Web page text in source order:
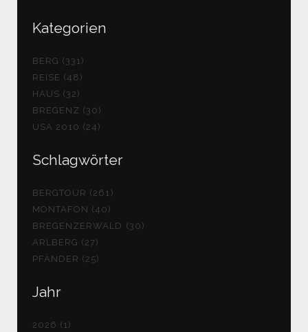
Kategorien
BERG (331)
REISE (48)
HAUS (32)
BREGENZ (30)
USA 2010 (24)
Schlagwörter
BERGTOUR (261)
MONTAFON (40)
BREGENZERWALD (30)
ARLBERG (27)
PFÄNDER (25)
Jahr
2026 (1)